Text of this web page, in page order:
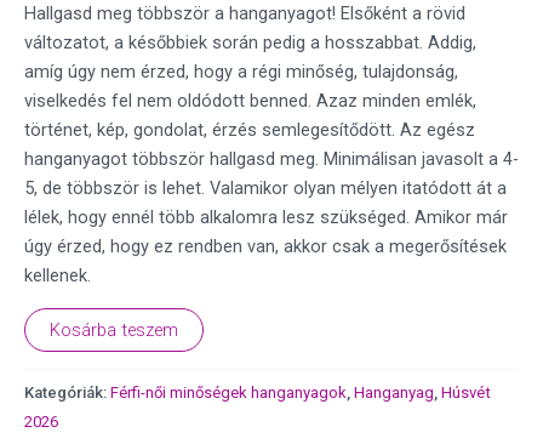
Hallgasd meg többször a hanganyagot! Elsőként a rövid
változatot, a későbbiek során pedig a hosszabbat. Addig,
amíg úgy nem érzed, hogy a régi minőség, tulajdonság,
viselkedés fel nem oldódott benned. Azaz minden emlék,
történet, kép, gondolat, érzés semlegesítődött. Az egész
hanganyagot többször hallgasd meg. Minimálisan javasolt a 4-
5, de többször is lehet. Valamikor olyan mélyen itatódott át a
lélek, hogy ennél több alkalomra lesz szükséged. Amikor már
úgy érzed, hogy ez rendben van, akkor csak a megerősítések
kellenek.
Kosárba teszem
Kategóriák: Férfi-női minőségek hanganyagok Hanganyag Húsvét
2026